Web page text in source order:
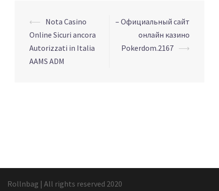
Navigation
d’article
⟵ Nota Casino
Online Sicuri ancora
Autorizzati in Italia
AAMS ADM
– Официальный сайт
онлайн казино
Pokerdom.2167 ⟶
Rollnbag | All rights reserved 2020